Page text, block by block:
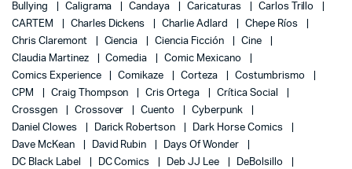
Bullying
Caligrama Candaya Caricaturas
Carlos Trillo
CARTEM
Charles Dickens Charlie Adlard
Chepe Ríos
Chris Claremont
Ciencia Ciencia Ficción
Cine
Claudia Martinez
Comedia
Comic Mexicano
Comics Experience
Comikaze Corteza
Costumbrismo
CPM
Craig Thompson Cris Ortega
Crítica Social
Crossgen
Crossover Cuento
Cyberpunk
Daniel Clowes
Darick Robertson
Dark Horse Comics
Dave McKean
David Rubin
Days Of Wonder
DC Black Label
DC Comics Deb JJ Lee
DeBolsillo